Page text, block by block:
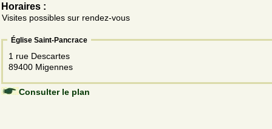
Horaires :
Visites possibles sur rendez-vous
Église Saint-Pancrace
1 rue Descartes
89400 Migennes
Consulter le plan